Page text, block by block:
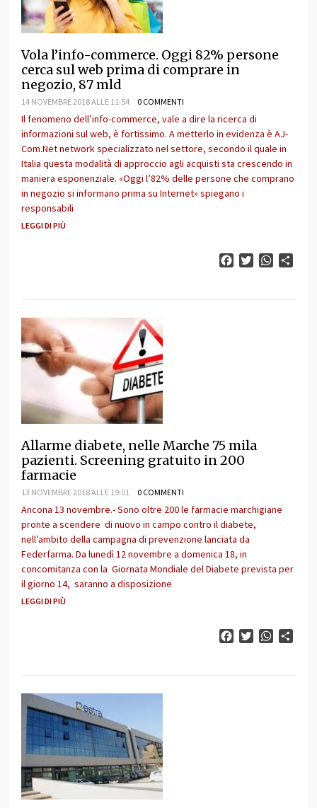
Vola l’info-commerce. Oggi 82% persone
cerca sul web prima di comprare in
negozio, 87 mld
14 NOVEMBRE 2018 ALLE 11:54 0 COMMENTI
Il fenomeno dell’info-commerce, vale a dire la ricerca di
informazioni sul web, è fortissimo. A metterlo in evidenza è AJ-
Com.Net network specializzato nel settore, secondo il quale in
Italia questa modalità di approccio agli acquisti sta crescendo in
maniera esponenziale. «Oggi l’82% delle persone che comprano
in negozio si informano prima su Internet» spiegano i
responsabili
LEGGI DI PIÙ
FacebookTwitter
Allarme diabete, nelle Marche 75 mila
pazienti. Screening gratuito in 200
farmacie
13 NOVEMBRE 2018 ALLE 19:01 0 COMMENTI
Ancona 13 novembre.- Sono oltre 200 le farmacie marchigiane
pronte a scendere di nuovo in campo contro il diabete,
nell’ambito della campagna di prevenzione lanciata da
Federfarma. Da lunedì 12 novembre a domenica 18, in
concomitanza con la Giornata Mondiale del Diabete prevista per
il giorno 14, saranno a disposizione
LEGGI DI PIÙ
FacebookTwitter